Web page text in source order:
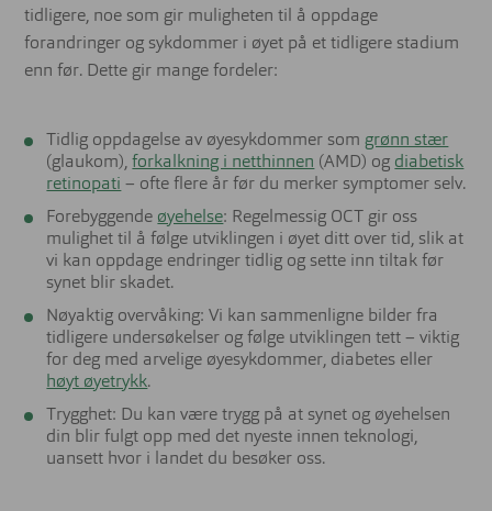
tidligere, noe som gir muligheten til å oppdage
forandringer og sykdommer i øyet på et tidligere stadium
enn før. Dette gir mange fordeler:
Tidlig oppdagelse av øyesykdommer somgrønn stær
(glaukom),forkalkning i netthinnen (AMD) og diabetisk
retinopati – ofte flere år før du merker symptomer selv.
Forebyggende øyehelse: Regelmessig OCT gir oss
mulighet til å følge utviklingen i øyet ditt over tid, slik at
vi kan oppdage endringer tidlig og sette inn tiltak før
synet blir skadet.
Nøyaktig overvåking: Vi kan sammenligne bilder fra
tidligere undersøkelser og følge utviklingen tett – viktig
for deg med arvelige øyesykdommer, diabetes eller
høyt øyetrykk.
Trygghet: Du kan være trygg på at synet og øyehelsen
din blir fulgt opp med det nyeste innen teknologi,
uansett hvor i landet du besøker oss.